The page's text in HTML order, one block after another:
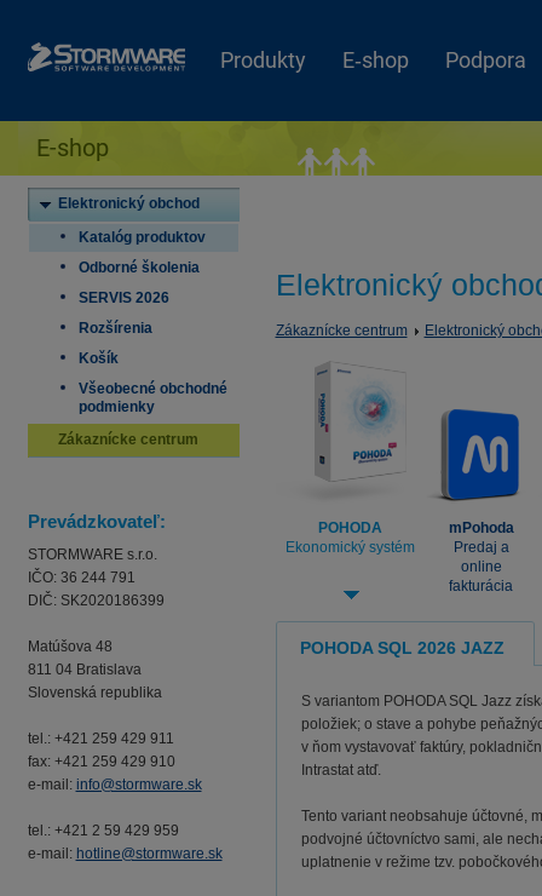
Produkty E‑shop Podpora
E-shop
Elektronický obchod
Katalóg produktov
Odborné školenia
SERVIS 2026
Rozšírenia
Košík
Všeobecné obchodné
podmienky
Zákaznícke centrum
Prevádzkovateľ:
STORMWARE s.r.o.
IČO: 36 244 791
DIČ: SK2020186399
Matúšova 48
811 04 Bratislava
Slovenská republika
tel.: +421 259 429 911
fax: +421 259 429 910
e-mail: info@stormware.sk
tel.: +421 2 59 429 959
e-mail: hotline@stormware.sk
Elektronický
Zákaznícke centrum Elektronický
POHODA
Ekonomický systém
mPohoda
Predaj a
online
fakturácia
POHODA SQL 2026 JAZZ
S variantom POHODA SQL Jazz
položiek; o stave a pohybe
v ňom vystavovať faktúry,
Intrastat atď.
Tento variant neobsahuje účtovné,
podvojné účtovníctvo sami, ale
uplatnenie v režime tzv.